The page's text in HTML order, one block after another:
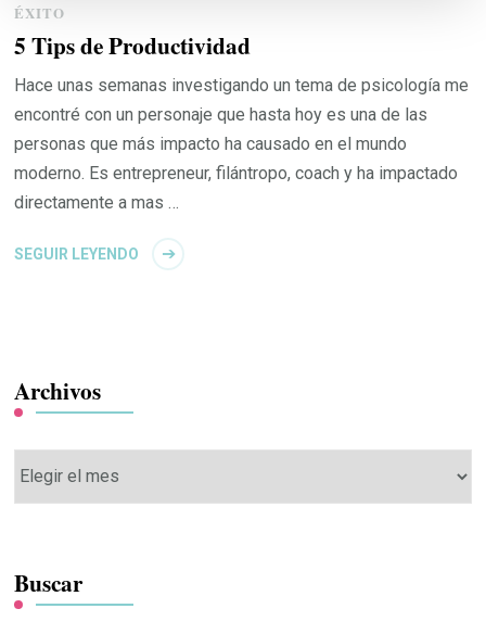
ÉXITO
5 Tips de Productividad
Hace unas semanas investigando un tema de psicología me
encontré con un personaje que hasta hoy es una de las
personas que más impacto ha causado en el mundo
moderno. Es entrepreneur, filántropo, coach y ha impactado
directamente a mas …
SEGUIR LEYENDO
Archivos
Buscar